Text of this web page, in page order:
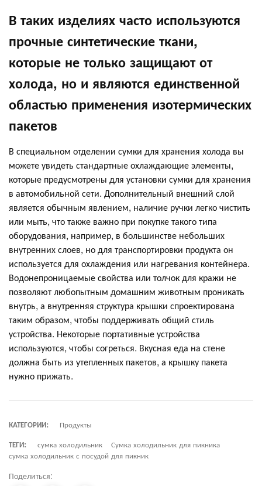
В таких изделиях часто используются
прочные синтетические ткани,
которые не только защищают от
холода, но и являются единственной
областью применения изотермических
пакетов
В специальном отделении сумки для хранения холода вы
можете увидеть стандартные охлаждающие элементы,
которые предусмотрены для установки сумки для хранения
в автомобильной сети. Дополнительный внешний слой
является обычным явлением, наличие ручки легко чистить
или мыть, что также важно при покупке такого типа
оборудования, например, в большинстве небольших
внутренних слоев, но для транспортировки продукта он
используется для охлаждения или нагревания контейнера.
Водонепроницаемые свойства или толчок для кражи не
позволяют любопытным домашним животным проникать
внутрь, а внутренняя структура крышки спроектирована
таким образом, чтобы поддерживать общий стиль
устройства. Некоторые портативные устройства
используются, чтобы согреться. Вкусная еда на стене
должна быть из утепленных пакетов, а крышку пакета
нужно прижать.
КАТЕГОРИИ:
Продукты
ТЕГИ:
сумка холодильник
Сумка холодильник для пикника
сумка холодильник с посудой для пикник
Поделиться: